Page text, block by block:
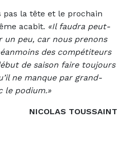
pas la tête et le prochain
acabit. «Il faudra peut-
peu, car nous prenons
des compétiteurs
de saison faire toujours
ne manque par grand-
le podium.»
NICOLAS TOUSSAINT